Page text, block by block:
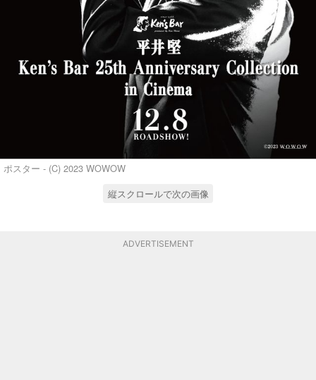
ポスター - (C) 2023 WOWOW
縦スクロールで次の画像
ADVERTISEMENT